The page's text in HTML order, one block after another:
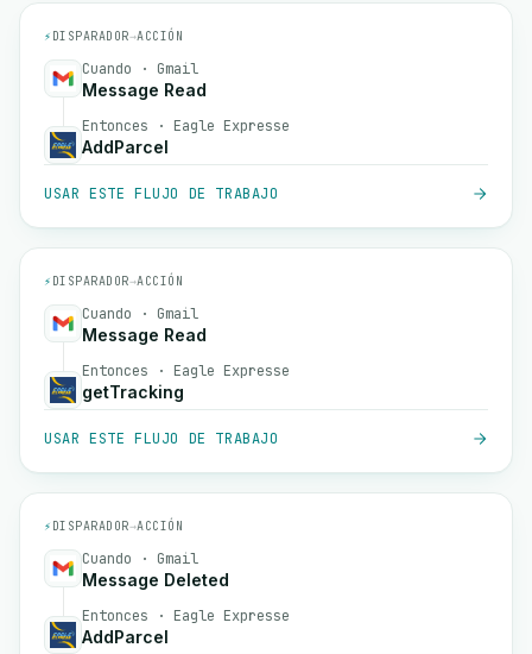
⚡ DISPARADOR→ACCIÓN
Cuando · Gmail
Message Read
Entonces · Eagle Expresse
AddParcel
USAR ESTE FLUJO DE TRABAJO
⚡ DISPARADOR→ACCIÓN
Cuando · Gmail
Message Read
Entonces · Eagle Expresse
getTracking
USAR ESTE FLUJO DE TRABAJO
⚡ DISPARADOR→ACCIÓN
Cuando · Gmail
Message Deleted
Entonces · Eagle Expresse
AddParcel